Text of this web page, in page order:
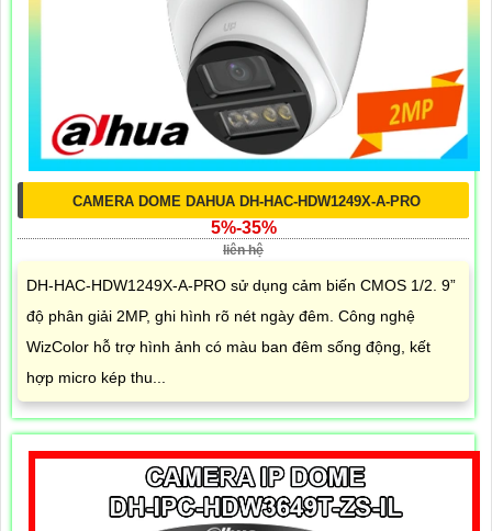
CAMERA DOME DAHUA DH-HAC-HDW1249X-A-PRO
5%-35%
liên hệ
DH-HAC-HDW1249X-A-PRO sử dụng cảm biến CMOS 1/2. 9”
độ phân giải 2MP, ghi hình rõ nét ngày đêm. Công nghệ
WizColor hỗ trợ hình ảnh có màu ban đêm sống động, kết
hợp micro kép thu...